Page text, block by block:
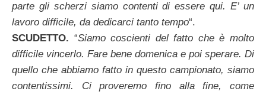
parte gli scherzi siamo contenti di essere qui. E’ un
lavoro difficile, da dedicarci tanto tempo“.
SCUDETTO. “Siamo coscienti del fatto che è molto
difficile vincerlo. Fare bene domenica e poi sperare. Di
quello che abbiamo fatto in questo campionato, siamo
contentissimi. Ci proveremo fino alla fine, come